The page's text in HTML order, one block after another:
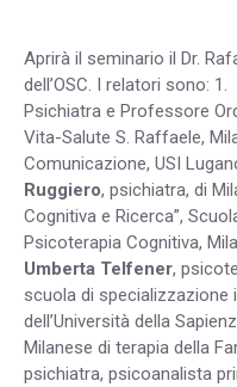
Aprirà il seminario il Dr.
dell’OSC. I relatori sono:
Psichiatra e Professore
Vita-Salute S. Raffaele,
Comunicazione, USI
Ruggiero, psichiatra, di
Cognitiva e Ricerca”,
Psicoterapia Cognitiva,
Umberta Telfener,
scuola di specializzazione
dell’Università della
Milanese di terapia della
psichiatra, psicoanalista